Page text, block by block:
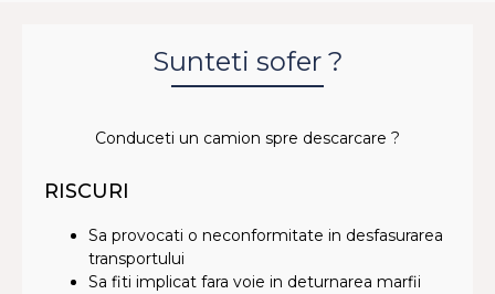
Sunteti sofer ?
Conduceti un camion spre descarcare ?
RISCURI
Sa provocati o neconformitate in desfasurarea
transportului
Sa fiti implicat fara voie in deturnarea marfii